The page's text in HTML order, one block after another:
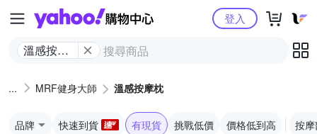
Yahoo購物中心
溫感按摩
登入
MRF健身大師 溫感按摩枕
品牌 快速到貨 有現貨 挑戰低價 價格低到高 按